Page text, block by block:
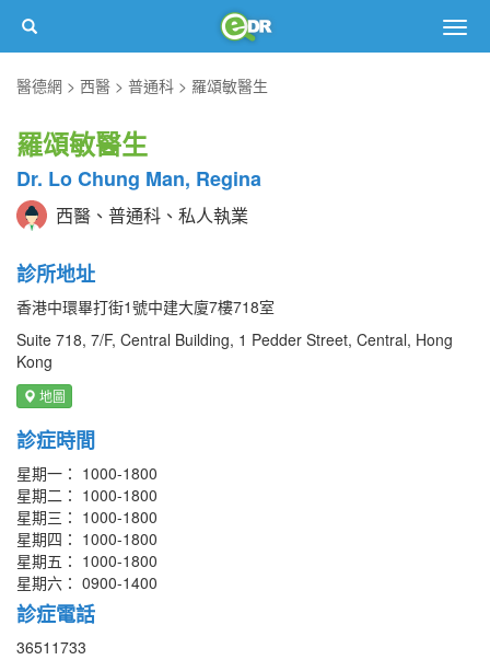
醫德網
西醫 普通科 羅頌敏醫生
羅頌敏醫生
Dr. Lo Chung Man, Regina
西醫、普通科、私人執業
診所地址
香港中環畢打街1號中建大廈7樓718室
Suite 718, 7/F, Central Building, 1 Pedder Street, Central, Hong
Kong
地圖
診症時間
星期一： 1000-1800
星期二： 1000-1800
星期三： 1000-1800
星期四： 1000-1800
星期五： 1000-1800
星期六： 0900-1400
診症電話
36511733